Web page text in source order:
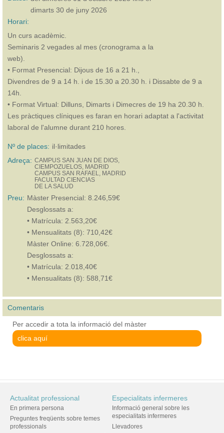
dimarts 30 de juny 2026
Horari:
Un curs acadèmic.
Seminaris 2 vegades al mes (cronograma a la
web).
• Format Presencial: Dijous de 16 a 21 h.,
Divendres de 9 a 14 h. i de 15.30 a 20.30 h. i Dissabte de 9 a
14h.
• Format Virtual: Dilluns, Dimarts i Dimecres de 19 ha 20.30 h.
Les pràctiques clíniques es faran en horari adaptat a l'activitat
laboral de l'alumne durant 210 hores.
Nº de places: il·limitades
Adreça: CAMPUS SAN JUAN DE DIOS,
CIEMPOZUELOS, MADRID
CAMPUS SAN RAFAEL, MADRID
FACULTAD CIENCIAS
DE LA SALUD
Preu: Màster Presencial: 8.246,59€
Desglossats a:
• Matrícula: 2.563,20€
• Mensualitats (8): 710,42€
Màster Online: 6.728,06€.
Desglossats a:
• Matrícula: 2.018,40€
• Mensualitats (8): 588,71€
Comentaris
Per accedir a tota la informació del màster
clica aquí
Actualitat professional
En primera persona
Preguntes freqüents sobre temes
professionals
Especialitats infermeres
Informació general sobre les
especialitats infermeres
Llevadores